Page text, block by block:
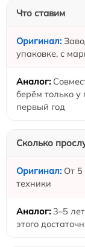
Что ставим
упаковке, с
берём только
первый год
Сколько
От 5
техники
3–5
этого